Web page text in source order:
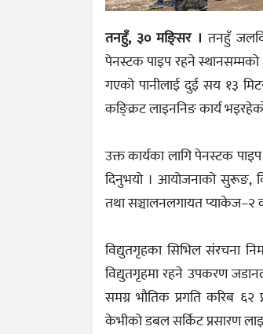
तनहुँ, ३० मङ्सिर ।तनहुँ
पेनस्टक पाइप रहने
गएको पानीलाई दुई सय १३
कङ्क्रिट लाइननिङ कार्य
उक्त कार्यका लागि पेनस्टक
दिनुभयो । आयोजनाको सुरूङ,
तथा सञ्चालनलगायत प्याकेज–२
विद्युतगृहका सिभिल संरचना
विद्युतगृहमा रहने उपकरण
समग्र भौतिक प्रगति करिब
केभीको डबल सर्किट प्रसारण